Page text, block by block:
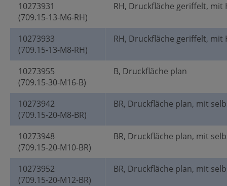
10273931
(709.15-13-M6-RH)
RH, Druckfläche geriffelt,
10273933
(709.15-13-M8-RH)
RH, Druckfläche geriffelt,
10273955
(709.15-30-M16-B)
B, Druckfläche plan
10273942
(709.15-20-M8-BR)
BR, Druckfläche plan, mit
10273948
(709.15-20-M10-BR)
BR, Druckfläche plan, mit
10273952
(709.15-20-M12-BR)
BR, Druckfläche plan, mit